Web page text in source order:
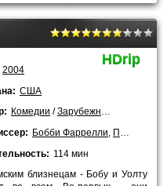
HDrip
2004
США
Комедии /Зарубежные
Бобби Фаррелли, Питер Фаррелл
114 мин
близнецам - Бобу и Уолту